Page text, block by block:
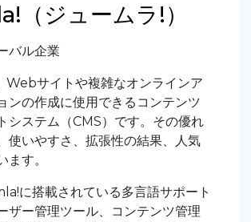
（ジュームラ!）
バル企業
Webサイトや複雑なオンラインア
ンの作成に使用できるコンテンツ
システム（CMS）です。その優れ
使いやすさ、拡張性の結果、人気
ます。
に搭載されている多言語サポート
ザー管理ツール、コンテンツ管理